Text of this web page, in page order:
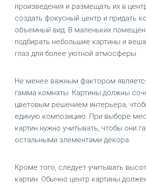
произведения и размещать их в
создать фокусный центр и придать
объемный вид. В маленьких
подбирать небольшие картины и
глаз для более уютной атмосферы.
Не менее важным фактором
гамма комнаты. Картины должны
цветовым решением интерьера,
единую композицию. При выборе
картин нужно учитывать, чтобы они
остальными элементами декора.
Кроме того, следует учитывать
картин. Обычно центр картины